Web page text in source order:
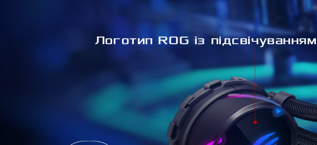
Логотип ROG із підсвічуванням